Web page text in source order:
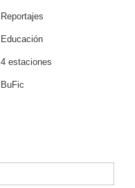
Reportajes
Educación
4 estaciones
BuFic